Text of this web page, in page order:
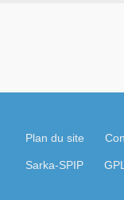
Plan du site
Sarka-SPIP